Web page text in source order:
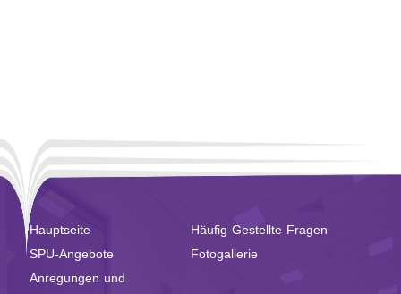
Hauptseite
Häufig Gestellte Fragen
SPU-Angebote
Fotogallerie
Anregungen und